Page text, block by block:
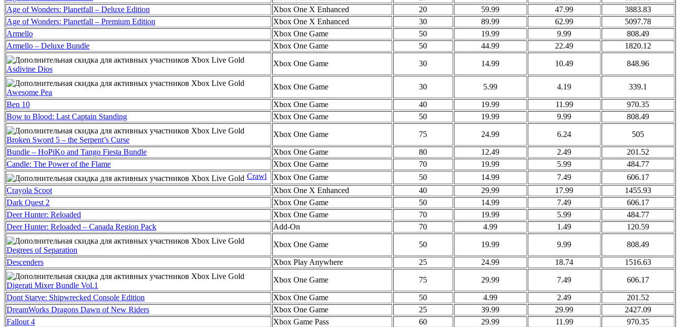
Age of Wonders: Planetfall – Deluxe Edition
Xbox One X Enhanced 20 59.99 47.99
3883.83
Age of Wonders: Planetfall – Premium Edition
Xbox One X Enhanced 30 89.99 62.99
5097.78
Armello
Xbox One Game 50 19.99 9.99
808.49
Armello – Deluxe Bundle
Xbox One Game 50 44.99 22.49 1820.12
Asdivine Dios
Xbox One Game 30 14.99 10.49 848.96
Awesome Pea
Xbox One Game 30 5.99 4.19 339.1
Ben 10 Xbox One Game 40 19.99 11.99
970.35
Bow to Blood: Last Captain Standing
Xbox One Game 50 19.99 9.99 808.49
Broken Sword 5 – the Serpent’s Curse
Xbox One Game 75 24.99 6.24 505
Bundle – HoPiKo and Tango Fiesta Bundle Xbox One Game 80 12.49 2.49
201.52
Candle: The Power of the Flame
Xbox One Game 70 19.99 5.99
484.77
Crawl
Xbox One Game 50 14.99 7.49
606.17
Crayola Scoot
Xbox One X Enhanced 40 29.99 17.99
1455.93
Dark Quest 2
Xbox One Game 50 14.99 7.49
606.17
Deer Hunter: Reloaded
Xbox One Game 70 19.99 5.99
484.77
Deer Hunter: Reloaded – Canada Region Pack
Add-On 70 4.99 1.49 120.59
Degrees of Separation
Xbox One Game 50 19.99 9.99 808.49
Descenders Xbox Play Anywhere 25 24.99 18.74 1516.63
Digerati Mixer Bundle Vol.1
Xbox One Game 75 29.99 7.49 606.17
Dont Starve: Shipwrecked Console Edition Xbox One Game 50 4.99 2.49
201.52
DreamWorks Dragons Dawn of New Riders
Xbox One Game 25 39.99 29.99
2427.09
Fallout 4
Xbox Game Pass 60 29.99 11.99
970.35